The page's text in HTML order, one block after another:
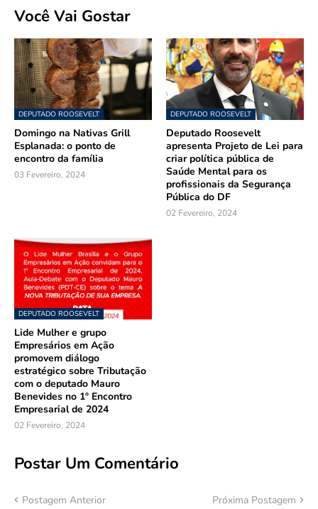
Você Vai Gostar
DEPUTADO ROOSEVELT
Domingo na Nativas Grill
Esplanada: o ponto de
encontro da família
03 Fevereiro, 2024
DEPUTADO ROOSEVELT
Deputado Roosevelt
apresenta Projeto de Lei para
criar política pública de
Saúde Mental para os
profissionais da Segurança
Pública do DF
02 Fevereiro, 2024
DEPUTADO ROOSEVELT
Lide Mulher e grupo
Empresários em Ação
promovem diálogo
estratégico sobre Tributação
com o deputado Mauro
Benevides no 1º Encontro
Empresarial de 2024
02 Fevereiro, 2024
Postar Um Comentário
Postagem Anterior Próxima Postagem